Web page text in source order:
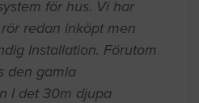
för hus. Vi har
redan inköpt men
Installation. Förutom
den gamla
I det 30m djupa